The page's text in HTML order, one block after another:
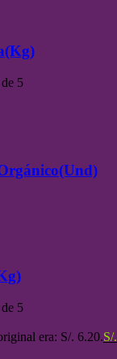
de 5
de 5
era: S/. 6.20.S/.